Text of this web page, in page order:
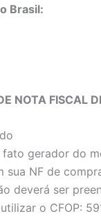
Brasil:
NOTA FISCAL
gerador do
sua NF de
deverá ser
o CFOP: